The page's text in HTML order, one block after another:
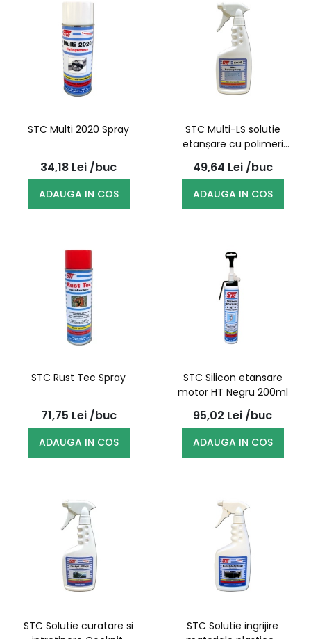
STC Multi 2020 Spray
34,18 Lei /buc
ADAUGA IN COS
STC Multi-LS solutie
etanșare cu polimeri
ceramic efect,
pulverizator 500ml
49,64 Lei /buc
ADAUGA IN COS
STC Rust Tec Spray
71,75 Lei /buc
ADAUGA IN COS
STC Silicon etansare
motor HT Negru 200ml
95,02 Lei /buc
ADAUGA IN COS
STC Solutie curatare si
STC Solutie ingrijire